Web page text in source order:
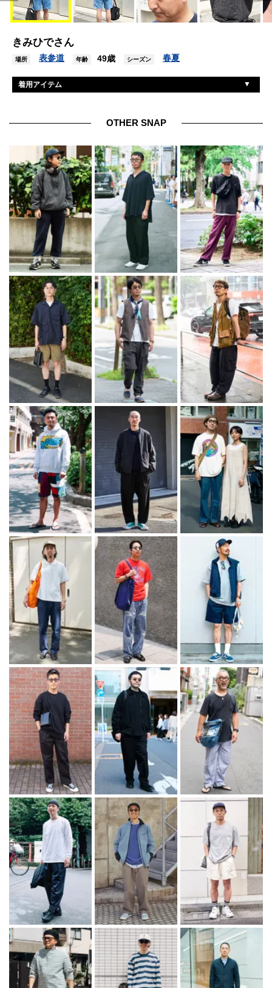
きみひでさん
場所 表参道 年齢 49歳 シーズン 春夏
着用アイテム
シューズ スペシャルバイゴールデンフィット
帽子 ダルトン
バッグ 一澤信三郎帆布
腕時計 シャオミ
OTHER SNAP